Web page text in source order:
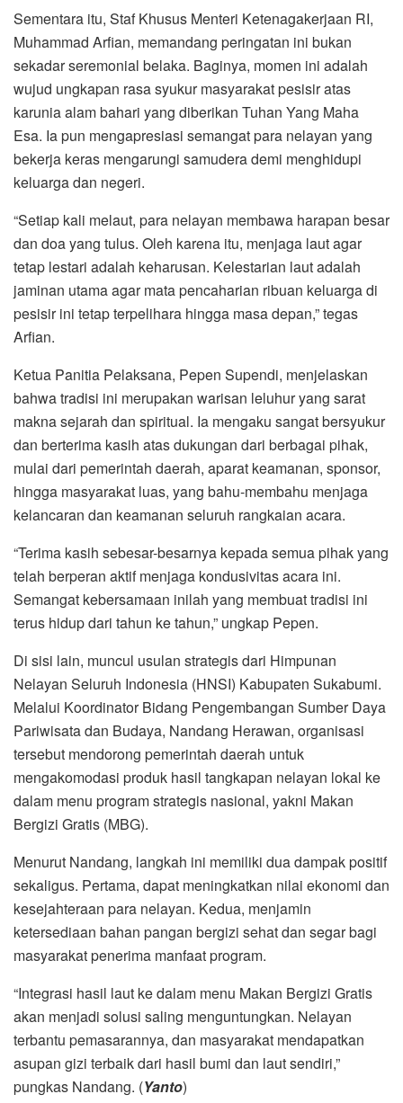
Sementara itu, Staf Khusus Menteri Ketenagakerjaan RI,
Muhammad Arfian, memandang peringatan ini bukan
sekadar seremonial belaka. Baginya, momen ini adalah
wujud ungkapan rasa syukur masyarakat pesisir atas
karunia alam bahari yang diberikan Tuhan Yang Maha
Esa. Ia pun mengapresiasi semangat para nelayan yang
bekerja keras mengarungi samudera demi menghidupi
keluarga dan negeri.
“Setiap kali melaut, para nelayan membawa harapan besar
dan doa yang tulus. Oleh karena itu, menjaga laut agar
tetap lestari adalah keharusan. Kelestarian laut adalah
jaminan utama agar mata pencaharian ribuan keluarga di
pesisir ini tetap terpelihara hingga masa depan,” tegas
Arfian.
Ketua Panitia Pelaksana, Pepen Supendi, menjelaskan
bahwa tradisi ini merupakan warisan leluhur yang sarat
makna sejarah dan spiritual. Ia mengaku sangat bersyukur
dan berterima kasih atas dukungan dari berbagai pihak,
mulai dari pemerintah daerah, aparat keamanan, sponsor,
hingga masyarakat luas, yang bahu-membahu menjaga
kelancaran dan keamanan seluruh rangkaian acara.
“Terima kasih sebesar-besarnya kepada semua pihak yang
telah berperan aktif menjaga kondusivitas acara ini.
Semangat kebersamaan inilah yang membuat tradisi ini
terus hidup dari tahun ke tahun,” ungkap Pepen.
Di sisi lain, muncul usulan strategis dari Himpunan
Nelayan Seluruh Indonesia (HNSI) Kabupaten Sukabumi.
Melalui Koordinator Bidang Pengembangan Sumber Daya
Pariwisata dan Budaya, Nandang Herawan, organisasi
tersebut mendorong pemerintah daerah untuk
mengakomodasi produk hasil tangkapan nelayan lokal ke
dalam menu program strategis nasional, yakni Makan
Bergizi Gratis (MBG).
Menurut Nandang, langkah ini memiliki dua dampak positif
sekaligus. Pertama, dapat meningkatkan nilai ekonomi dan
kesejahteraan para nelayan. Kedua, menjamin
ketersediaan bahan pangan bergizi sehat dan segar bagi
masyarakat penerima manfaat program.
“Integrasi hasil laut ke dalam menu Makan Bergizi Gratis
akan menjadi solusi saling menguntungkan. Nelayan
terbantu pemasarannya, dan masyarakat mendapatkan
asupan gizi terbaik dari hasil bumi dan laut sendiri,”
pungkas Nandang. (Yanto)